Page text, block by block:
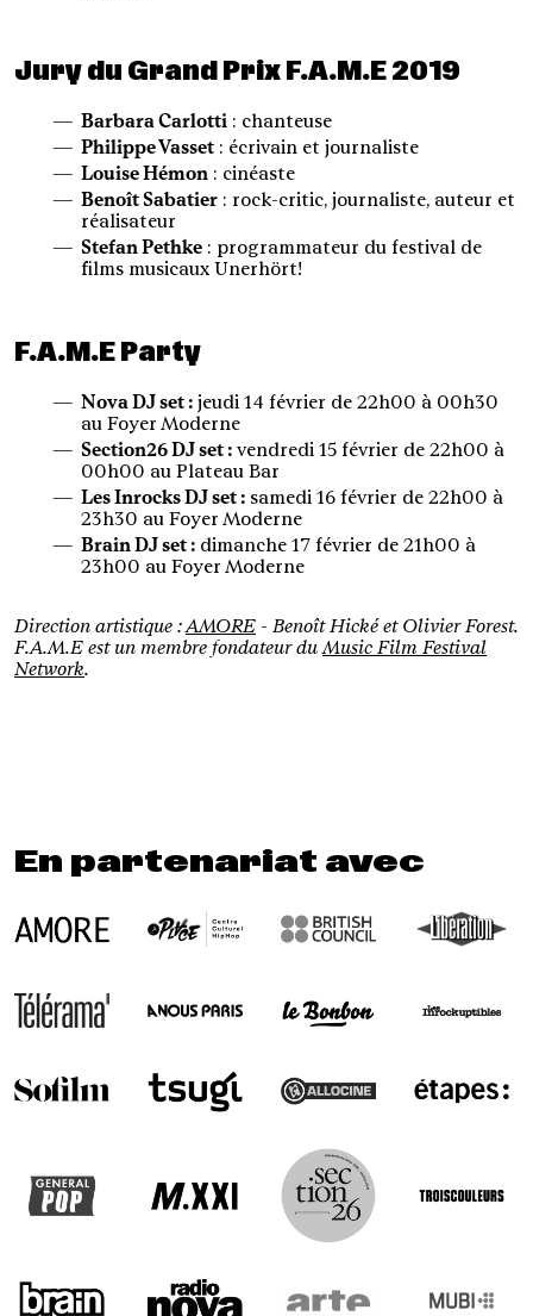
Jury du Grand Prix F.A.M.E 2019
Barbara Carlotti : chanteuse
Philippe Vasset : écrivain et journaliste
Louise Hémon : cinéaste
Benoît Sabatier : rock-critic, journaliste, auteur et
réalisateur
Stefan Pethke : programmateur du festival de
films musicaux Unerhört!
F.A.M.E Party
Nova DJ set : jeudi 14 février de 22h00 à 00h30
au Foyer Moderne
Section26 DJ set : vendredi 15 février de 22h00 à
00h00 au Plateau Bar
Les Inrocks DJ set : samedi 16 février de 22h00 à
23h30 au Foyer Moderne
Brain DJ set : dimanche 17 février de 21h00 à
23h00 au Foyer Moderne
Direction artistique :AMORE - Benoît Hické et Olivier Forest.
F.A.M.E est un membre fondateur duMusic Film Festival
Network.
En partenariat avec